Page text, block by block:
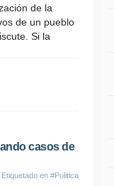
de la
de un pueblo
Si la
casos de
Etiquetado en #Politica